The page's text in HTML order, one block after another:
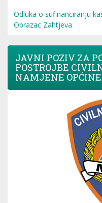
Odluka o sufinanciranju
Obrazac Zahtjeva
JAVNI POZIV ZA
POSTROJBE
NAMJENE